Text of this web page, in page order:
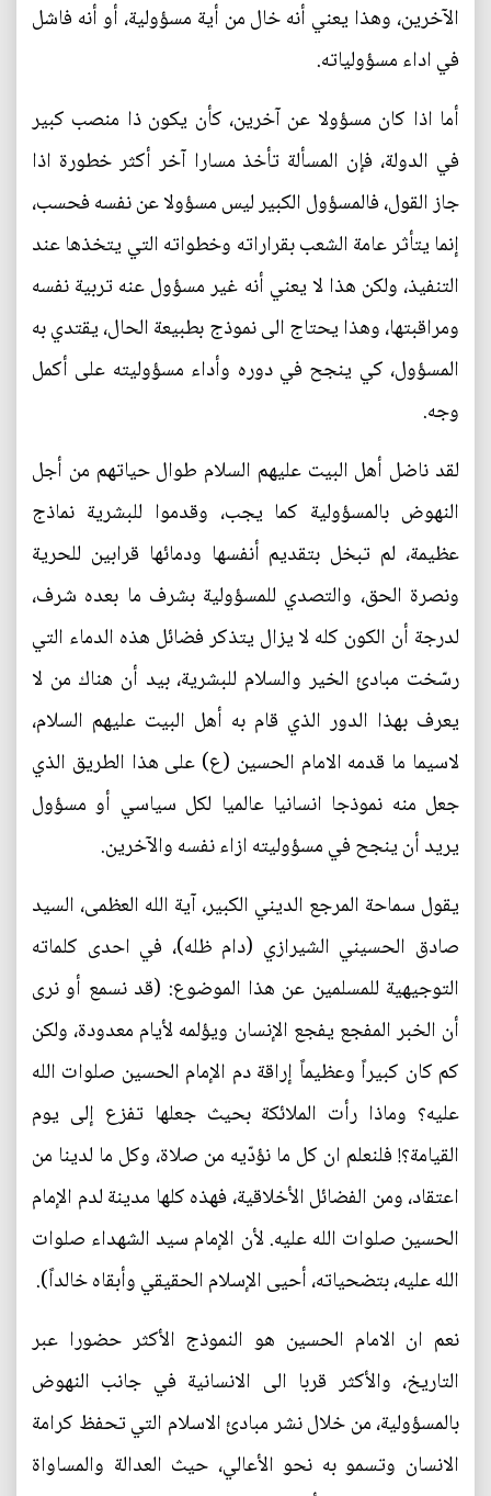
الآخرين، وهذا يعني أنه خال من أية مسؤولية، أو أنه فاشل
في اداء مسؤولياته.
أما اذا كان مسؤولا عن آخرين، كأن يكون ذا منصب كبير
في الدولة، فإن المسألة تأخذ مسارا آخر أكثر خطورة اذا
جاز القول، فالمسؤول الكبير ليس مسؤولا عن نفسه فحسب،
إنما يتأثر عامة الشعب بقراراته وخطواته التي يتخذها عند
التنفيذ، ولكن هذا لا يعني أنه غير مسؤول عنه تربية نفسه
ومراقبتها، وهذا يحتاج الى نموذج بطبيعة الحال، يقتدي به
المسؤول، كي ينجح في دوره وأداء مسؤوليته على أكمل
وجه.
لقد ناضل أهل البيت عليهم السلام طوال حياتهم من أجل
النهوض بالمسؤولية كما يجب، وقدموا للبشرية نماذج
عظيمة، لم تبخل بتقديم أنفسها ودمائها قرابين للحرية
ونصرة الحق، والتصدي للمسؤولية بشرف ما بعده شرف،
لدرجة أن الكون كله لا يزال يتذكر فضائل هذه الدماء التي
رسّخت مبادئ الخير والسلام للبشرية، بيد أن هناك من لا
يعرف بهذا الدور الذي قام به أهل البيت عليهم السلام،
لاسيما ما قدمه الامام الحسين (ع) على هذا الطريق الذي
جعل منه نموذجا انسانيا عالميا لكل سياسي أو مسؤول
يريد أن ينجح في مسؤوليته ازاء نفسه والآخرين.
يقول سماحة المرجع الديني الكبير، آية الله العظمى، السيد
صادق الحسيني الشيرازي (دام ظله)، في احدى كلماته
التوجيهية للمسلمين عن هذا الموضوع: (قد نسمع أو نرى
أن الخبر المفجع يفجع الإنسان ويؤلمه لأيام معدودة، ولكن
كم كان كبيراً وعظيماً إراقة دم الإمام الحسين صلوات الله
عليه؟ وماذا رأت الملائكة بحيث جعلها تفزع إلى يوم
القيامة؟! فلنعلم ان كل ما نؤدّيه من صلاة، وكل ما لدينا من
اعتقاد، ومن الفضائل الأخلاقية، فهذه كلها مدينة لدم الإمام
الحسين صلوات الله عليه. لأن الإمام سيد الشهداء صلوات
الله عليه، بتضحياته، أحيى الإسلام الحقيقي وأبقاه خالداً).
نعم ان الامام الحسين هو النموذج الأكثر حضورا عبر
التاريخ، والأكثر قربا الى الانسانية في جانب النهوض
بالمسؤولية، من خلال نشر مبادئ الاسلام التي تحفظ كرامة
الانسان وتسمو به نحو الأعالي، حيث العدالة والمساواة